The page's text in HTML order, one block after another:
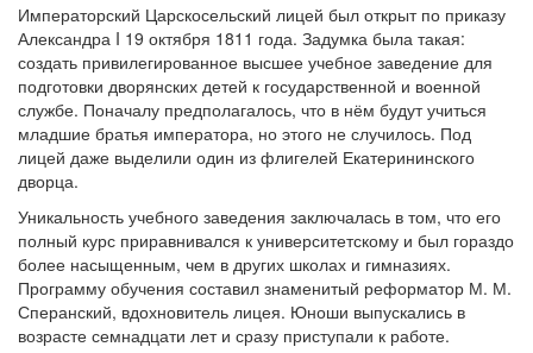
Императорский Царскосельский лицей был открыт по приказу
Александра I 19 октября 1811 года. Задумка была такая:
создать привилегированное высшее учебное заведение для
подготовки дворянских детей к государственной и военной
службе. Поначалу предполагалось, что в нём будут учиться
младшие братья императора, но этого не случилось. Под
лицей даже выделили один из флигелей Екатерининского
дворца.
Уникальность учебного заведения заключалась в том, что его
полный курс приравнивался к университетскому и был гораздо
более насыщенным, чем в других школах и гимназиях.
Программу обучения составил знаменитый реформатор М. М.
Сперанский, вдохновитель лицея. Юноши выпускались в
возрасте семнадцати лет и сразу приступали к работе.